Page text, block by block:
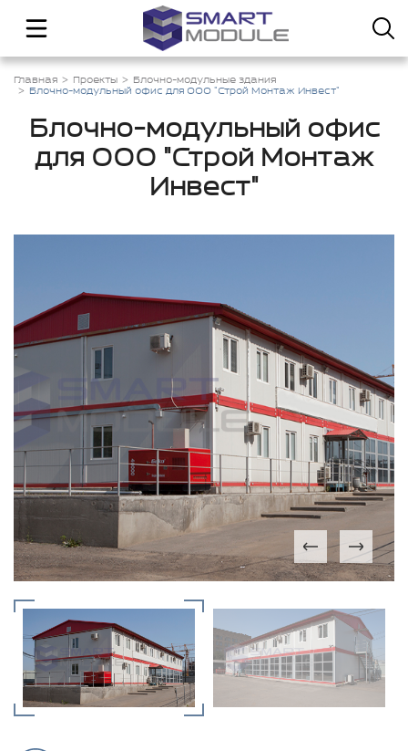
Главная Проекты
Блочно-модульные здания
Блочно-модульный офис для ООО "Строй Монтаж Инвест"
Блочно-модульный офис
для ООО "Строй Монтаж
Инвест"